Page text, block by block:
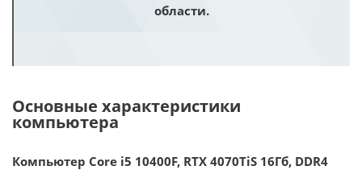
области.
Основные характеристики
компьютера
Компьютер Core i5 10400F, RTX 4070TiS 16Гб, DDR4